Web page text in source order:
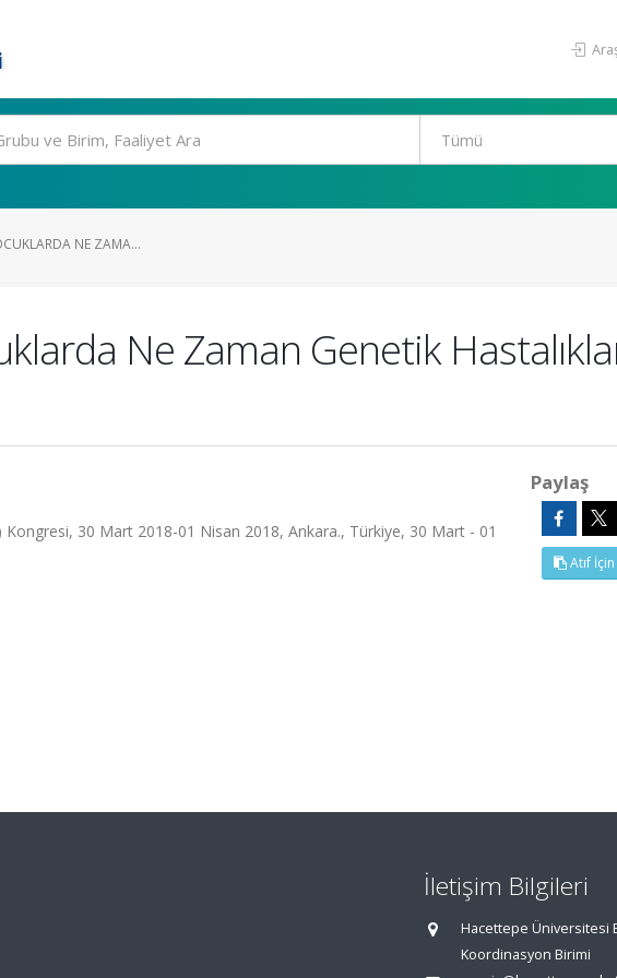
NE ZAMA...
Ne Zaman Genetik
30 Mart 2018-01 Nisan 2018, Ankara., Türkiye, 30 Mart - 01
Paylaş
Atıf
İletişim Bilgileri
Hacettepe Üniversitesi
Koordinasyon Birimi